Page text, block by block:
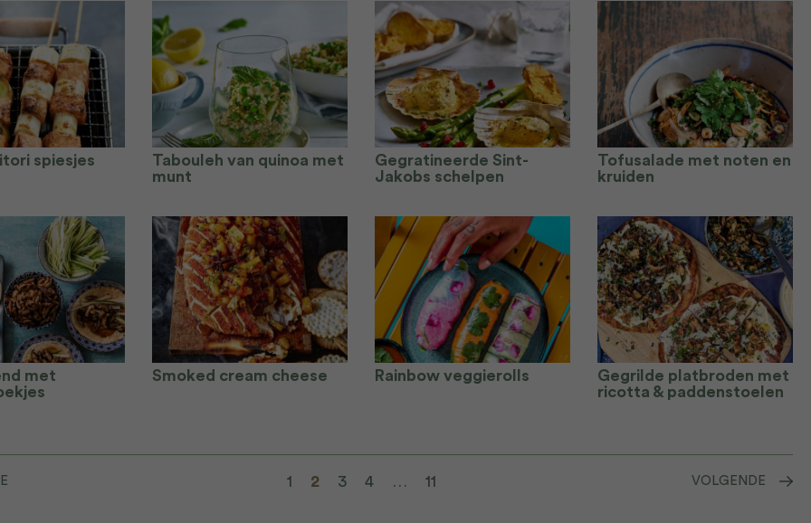
spiesjes
Tabouleh van quinoa met
munt
Gegratineerde Sint-
Jakobs schelpen
Tofusalade met noten en
kruiden
met
Smoked cream cheese Rainbow veggierolls
Gegrilde platbroden met
ricotta & paddenstoelen
1 2 3 4 … 11 VOLGENDE